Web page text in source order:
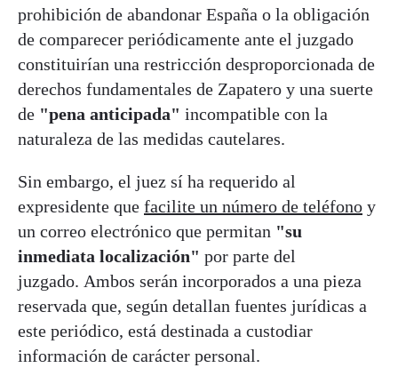
prohibición de abandonar España o la obligación
de comparecer periódicamente ante el juzgado
constituirían una restricción desproporcionada de
derechos fundamentales de Zapatero y una suerte
de "pena anticipada" incompatible con la
naturaleza de las medidas cautelares.
Sin embargo, el juez sí ha requerido al
expresidente que facilite un número de teléfono y
un correo electrónico que permitan "su
inmediata localización" por parte del
juzgado. Ambos serán incorporados a una pieza
reservada que, según detallan fuentes jurídicas a
este periódico, está destinada a custodiar
información de carácter personal.